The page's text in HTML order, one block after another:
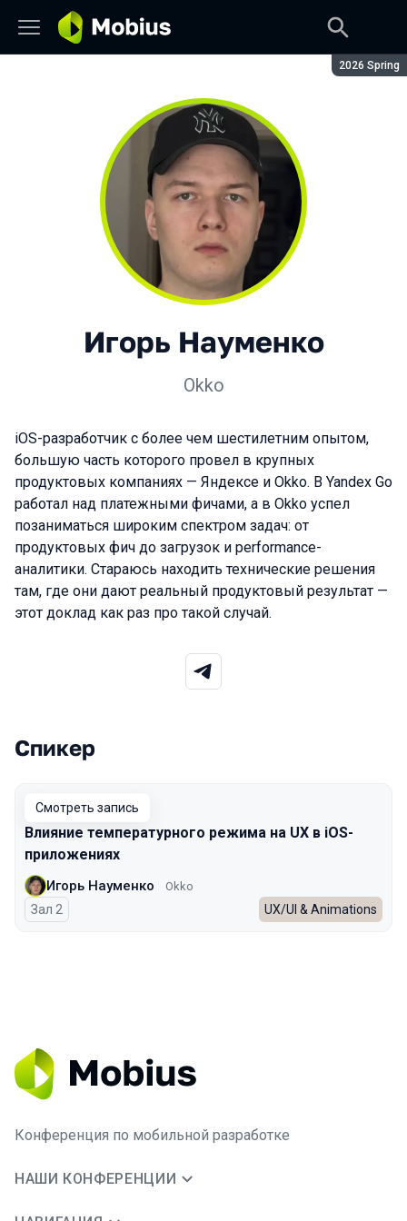
Сезон:
2026 Spring
Игорь Науменко
Okko
iOS-разработчик с более чем шестилетним опытом,
большую часть которого провел в крупных
продуктовых компаниях — Яндексе и Okko. В Yandex Go
работал над платежными фичами, а в Okko успел
позаниматься широким спектром задач: от
продуктовых фич до загрузок и performance-
аналитики. Стараюсь находить технические решения
там, где они дают реальный продуктовый результат —
этот доклад как раз про такой случай.
Выступления в сезоне 2026 Spring
Спикер
Смотреть запись
Влияние температурного режима на UX в iOS-
приложениях
Игорь Науменко Okko
Зал 2 UX/UI & Animations
Конференция по мобильной разработке
НАШИ КОНФЕРЕНЦИИ